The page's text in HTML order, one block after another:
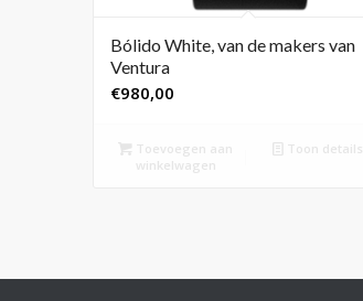
Bólido White, van de makers van
Ventura
€980,00
Toevoegen aan
winkelwagen
Toon details